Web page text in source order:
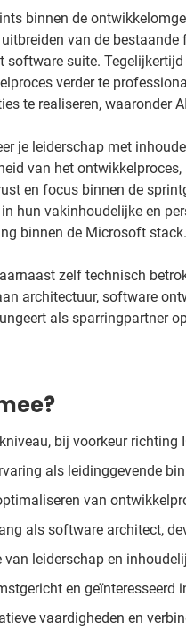
binnen de
van de
software suite.
verder te
te realiseren, waaronder
je leiderschap met
van het
en focus binnen de
hun vakinhoudelijke en
binnen de Microsoft stack.
zelf technisch
architectuur, software
als sparringpartner
bij voorkeur
als leidinggevende
van
als software architect,
leiderschap en
en geïnteresseerd
vaardigheden en